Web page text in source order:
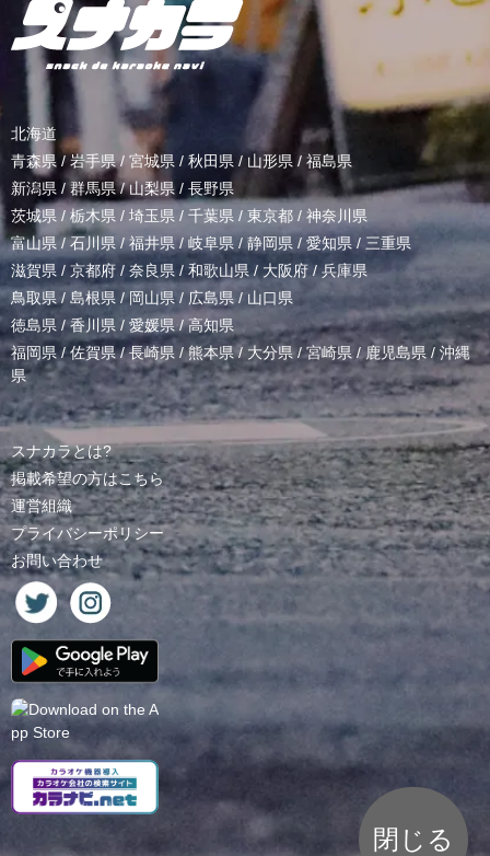
北海道
青森県 / 岩手県/ 宮城県 / 秋田県 / 山形県/ 福島県
新潟県 /群馬県/山梨県 / 長野県
茨城県 / 栃木県 / 埼玉県 / 千葉県 / 東京都 / 神奈川県
富山県 /石川県/福井県/岐阜県 / 静岡県 / 愛知県 / 三重県
滋賀県 / 京都府 / 奈良県 / 和歌山県/ 大阪府 /兵庫県
鳥取県/ 島根県 /岡山県/ 広島県 / 山口県
徳島県 /香川県 / 愛媛県/高知県
福岡県/佐賀県/長崎県 /熊本県/ 大分県/宮崎県 /鹿児島県 / 沖縄
県
スナカラとは?
掲載希望の方はこちら
運営組織
プライバシーポリシー
お問い合わせ
閉じる